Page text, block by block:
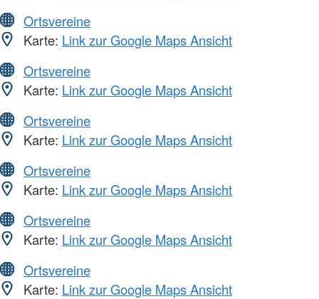
Ortsvereine
Karte: Link zur Google Maps Ansicht
Ortsvereine
Karte: Link zur Google Maps Ansicht
Ortsvereine
Karte: Link zur Google Maps Ansicht
Ortsvereine
Karte: Link zur Google Maps Ansicht
Ortsvereine
Karte: Link zur Google Maps Ansicht
Ortsvereine
Karte: Link zur Google Maps Ansicht